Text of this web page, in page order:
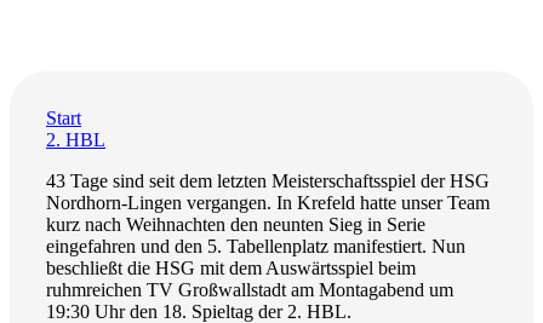
Start
2. HBL
43 Tage sind seit dem letzten Meisterschaftsspiel der HSG
Nordhorn-Lingen vergangen. In Krefeld hatte unser Team
kurz nach Weihnachten den neunten Sieg in Serie
eingefahren und den 5. Tabellenplatz manifestiert. Nun
beschließt die HSG mit dem Auswärtsspiel beim
ruhmreichen TV Großwallstadt am Montagabend um
19:30 Uhr den 18. Spieltag der 2. HBL.